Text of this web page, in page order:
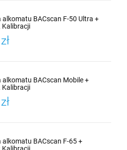
alkomatu BACscan F-50 Ultra +
Kalibracji
alkomatu BACscan Mobile +
Kalibracji
alkomatu BACscan F-65 +